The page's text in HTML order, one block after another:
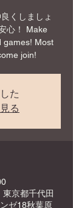
くしましょ
心！ Make
games! Most
join!
た
る
京都千代田
ゼ18秋葉原